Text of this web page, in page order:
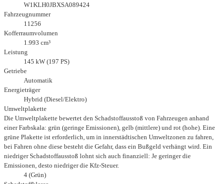
W1KLH0JBXSA089424
Fahrzeugnummer
11256
Kofferraumvolumen
1.993 cm³
Leistung
145 kW (197 PS)
Getriebe
Automatik
Energieträger
Hybrid (Diesel/Elektro)
Umweltplakette
Die Umweltplakette bewertet den Schadstoffausstoß von Fahrzeugen anhand
einer Farbskala: grün (geringe Emissionen), gelb (mittlere) und rot (hohe). Eine
grüne Plakette ist erforderlich, um in innerstädtischen Umweltzonen zu fahren,
bei Fahren ohne diese besteht die Gefahr, dass ein Bußgeld verhängt wird. Ein
niedriger Schadstoffausstoß lohnt sich auch finanziell: Je geringer die
Emissionen, desto niedriger die Kfz-Steuer.
4 (Grün)